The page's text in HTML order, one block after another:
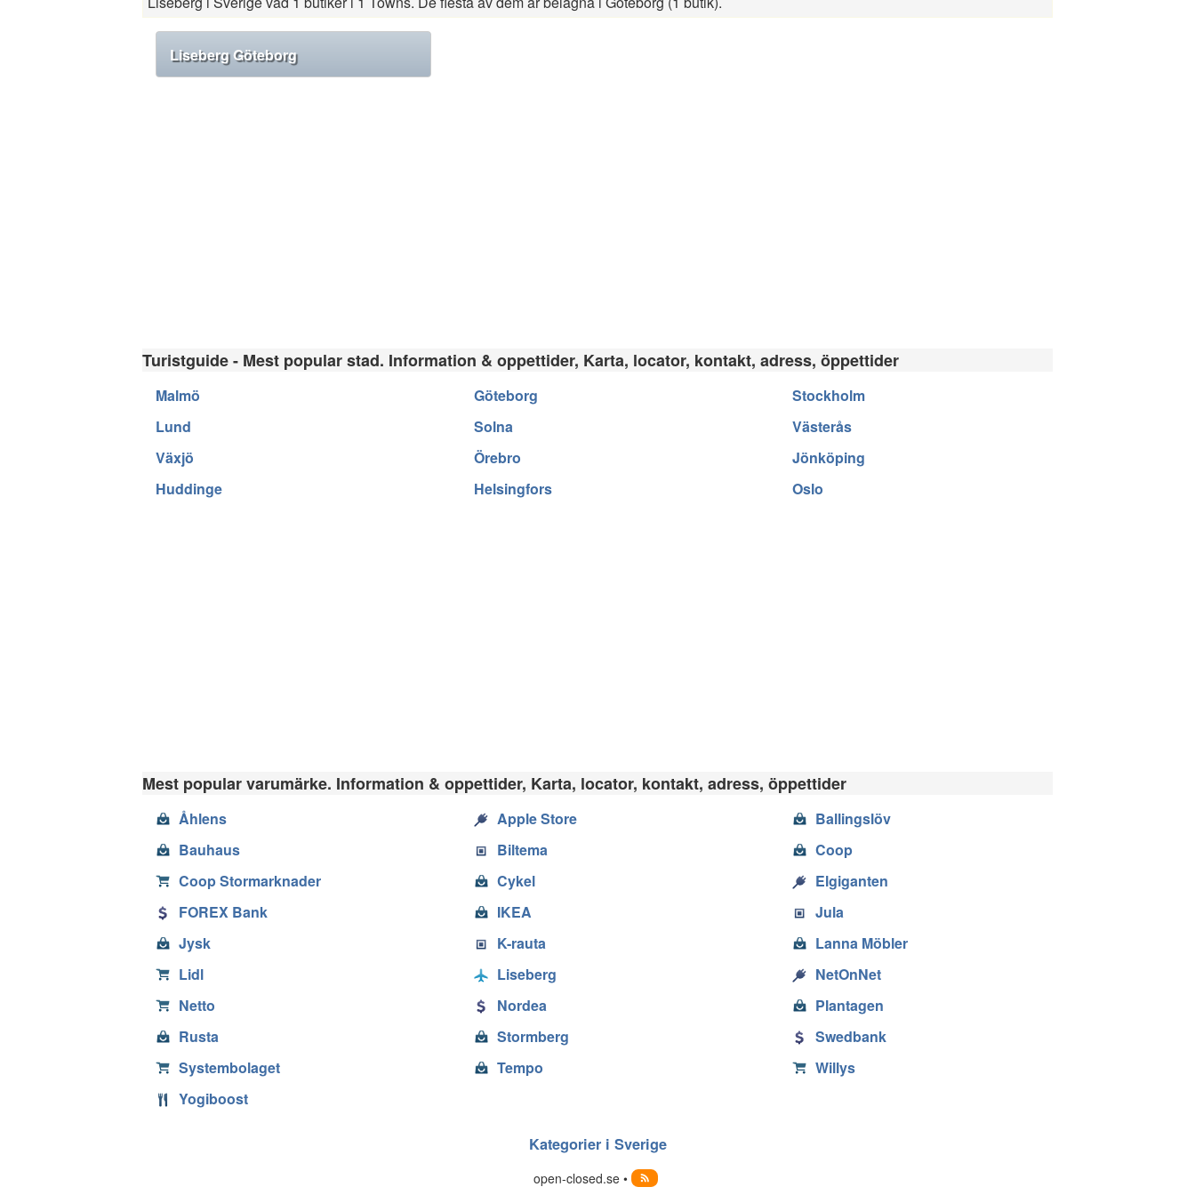
Liseberg Göteborg
Turistguide - Mest popular stad. Information & oppettider, Karta, locator, kontakt, adress, öppettider
Malmö Göteborg
Stockholm
Lund
Solna
Västerås
Växjö
Örebro
Jönköping
Huddinge
Helsingfors Oslo
Mest popular varumärke. Information & oppettider, Karta, locator, kontakt, adress, öppettider
Åhlens Apple Store
Ballingslöv
Bauhaus
Biltema
Coop
Coop Stormarknader
Cykel
Elgiganten
FOREX Bank
IKEA
Jula
Jysk
K-rauta
Lanna Möbler
Lidl
Liseberg
NetOnNet
Netto
Nordea
Plantagen
Rusta
Stormberg
Swedbank
Systembolaget
Tempo
Willys
Yogiboost
Kategorier i Sverige
open-closed.se •